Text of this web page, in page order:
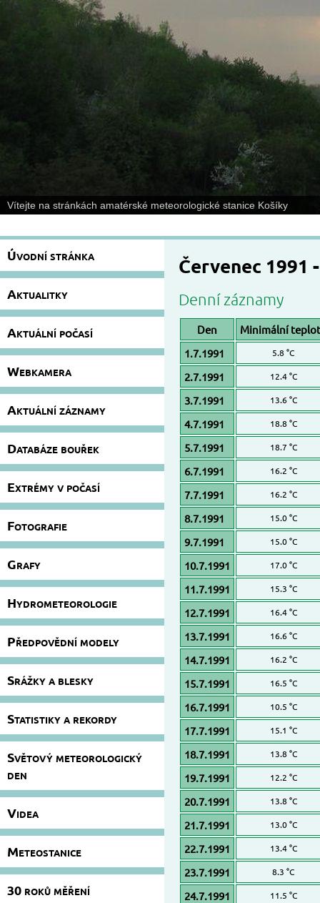
Vítejte na stránkách amatérské meteorologické stanice Košíky
Úvodní stránka
Aktualitky
Aktuální počasí
Webkamera
Aktuální záznamy
Databáze bouřek
Extrémy v počasí
Fotografie
Grafy
Hydrometeorologie
Předpovědní modely
Srážky a blesky
Statistiky a rekordy
Světový meteorologický
den
Videa
Meteostanice
30 roků měření
Červenec 1991
Denní záznamy
Den
Minimální
1.7.1991
5.8 °C
2.7.1991 12.4 °C
3.7.1991 13.6 °C
4.7.1991 18.8 °C
5.7.1991 18.7 °C
6.7.1991 16.2 °C
7.7.1991 16.2 °C
8.7.1991 15.0 °C
9.7.1991 15.0 °C
10.7.1991 17.0 °C
11.7.1991 15.3 °C
12.7.1991 16.4 °C
13.7.1991 16.6 °C
14.7.1991 16.2 °C
15.7.1991 16.5 °C
16.7.1991 10.5 °C
17.7.1991 15.1 °C
18.7.1991 13.8 °C
19.7.1991 12.2 °C
20.7.1991 13.8 °C
21.7.1991 13.0 °C
22.7.1991 13.4 °C
23.7.1991 8.3 °C
24.7.1991 11.5 °C